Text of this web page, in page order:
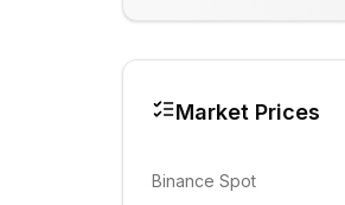
Market Prices
Binance Spot